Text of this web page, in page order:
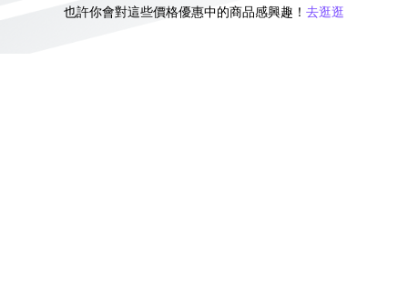
也許你會對這些價格優惠中的商品感興趣！ 去逛逛